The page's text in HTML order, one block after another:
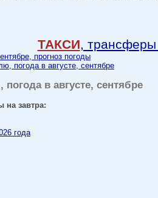
ТАКСИ,
прогноз погоды
погода в августе, сентябре
в августе, сентябре
на завтра:
года